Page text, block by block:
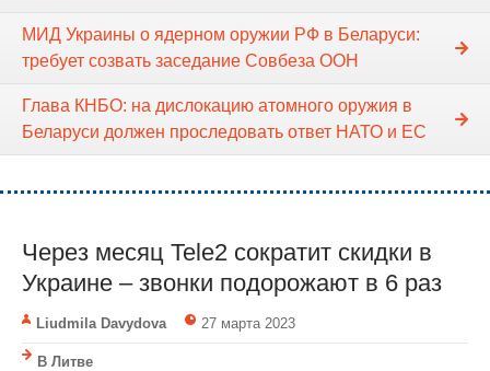
МИД Украины о ядерном оружии РФ в Беларуси:
требует созвать заседание Совбеза ООН
Глава КНБО: на дислокацию атомного оружия в
Беларуси должен проследовать ответ НАТО и ЕС
Через месяц Tele2 сократит скидки в
Украине – звонки подорожают в 6 раз
Liudmila Davydova 27 марта 2023
В Литве